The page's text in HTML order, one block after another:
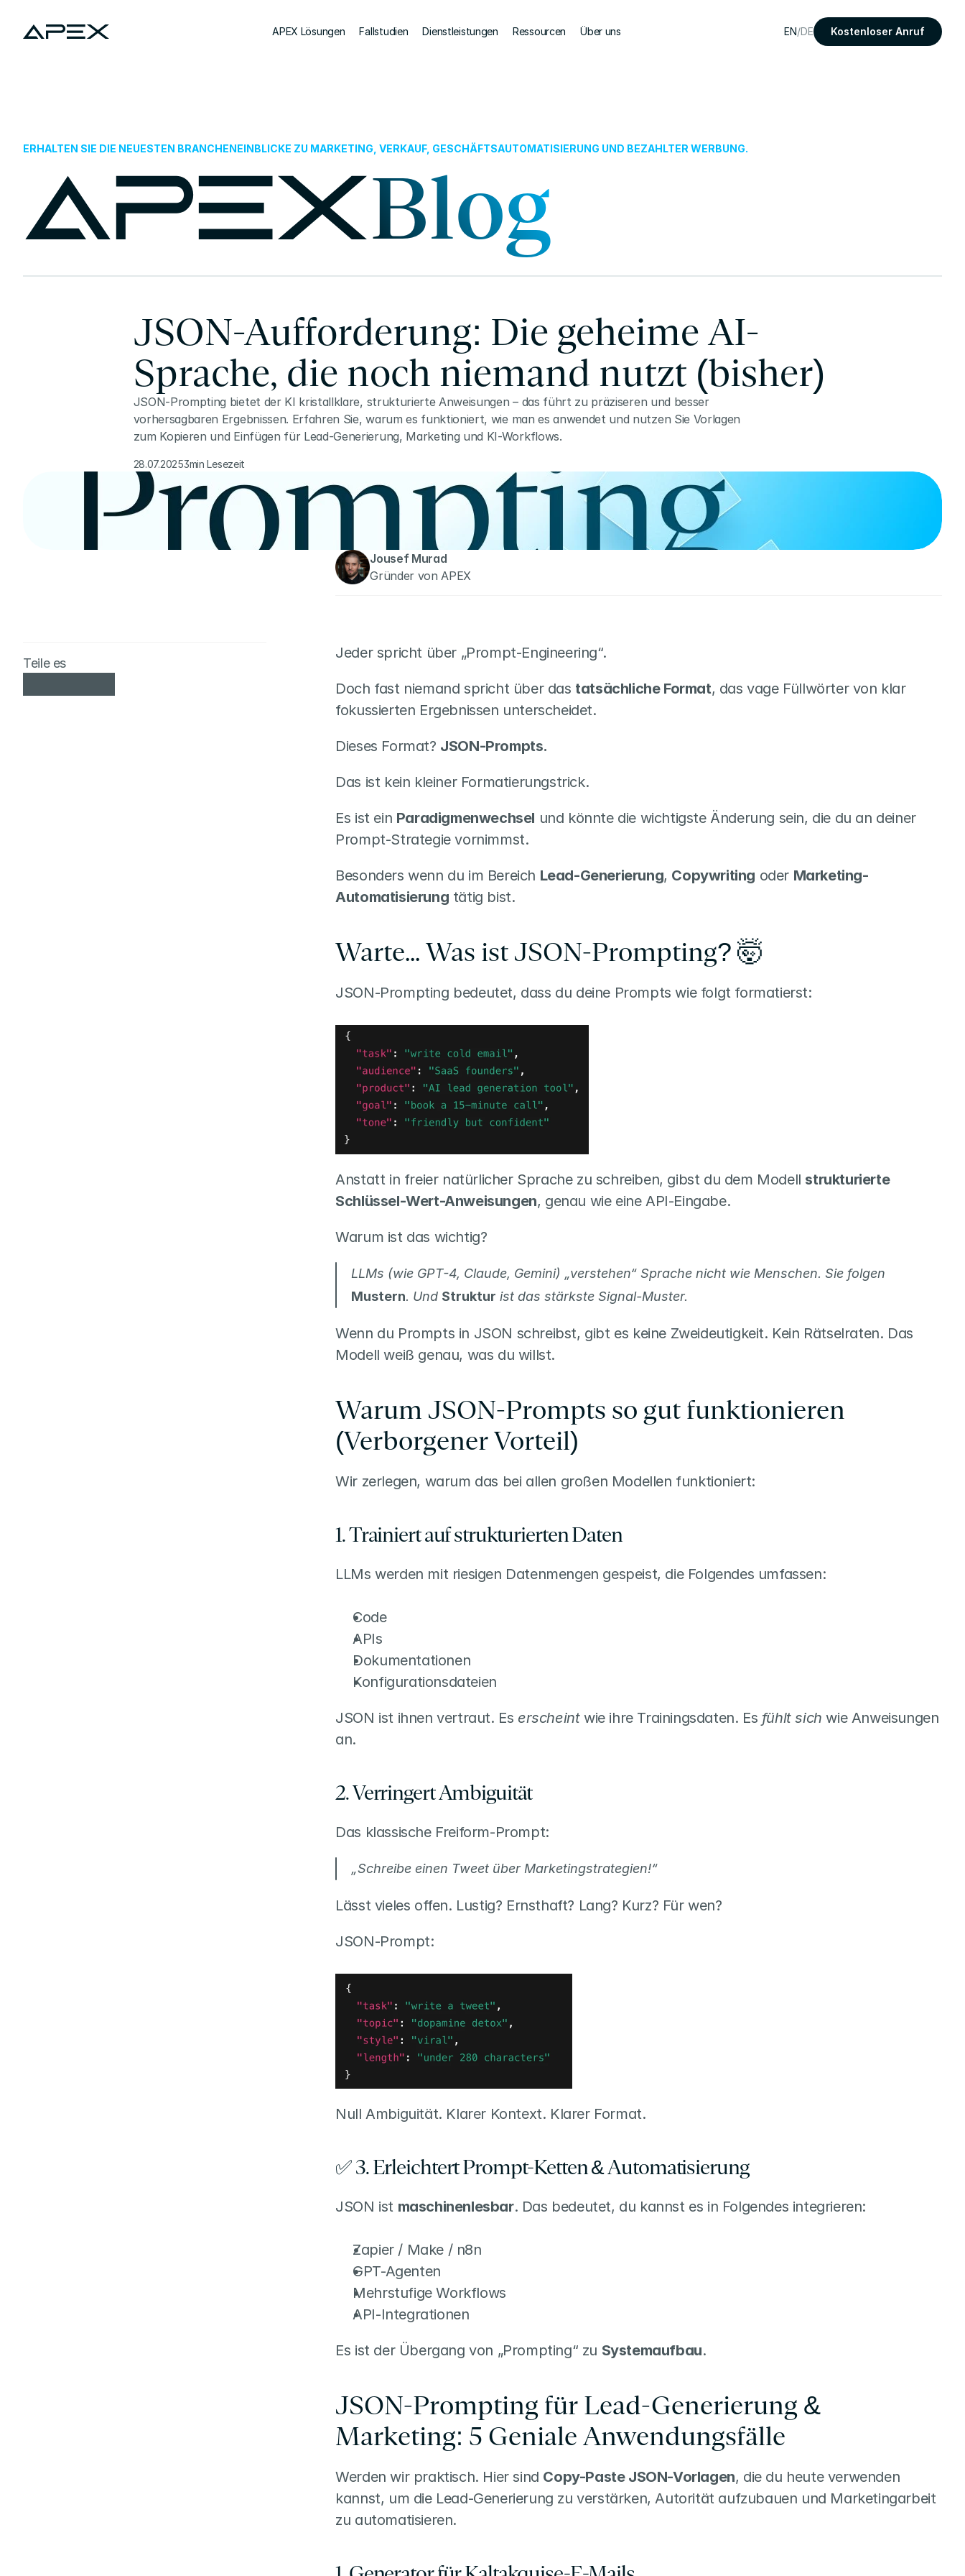
ERHALTEN SIE DIE NEUESTEN BRANCHENEINBLICKE ZU MARKETING, VERKAUF, GESCHÄFTSAUTOMATISIERUNG UND BEZAHLTER WERBUNG.
Blog
JSON-Aufforderung: Die geheime AI-
Sprache, die noch niemand nutzt (bisher)
JSON-Prompting bietet der KI kristallklare, strukturierte Anweisungen – das führt zu präziseren und besser
vorhersagbaren Ergebnissen. Erfahren Sie, warum es funktioniert, wie man es anwendet und nutzen Sie Vorlagen
zum Kopieren und Einfügen für Lead-Generierung, Marketing und KI-Workflows.
28.07.20253min Lesezeit
Jousef Murad
Gründer von APEX
Teile es
Jeder spricht über „Prompt-Engineering“.
Doch fast niemand spricht über das tatsächliche Format, das vage Füllwörter von klar
fokussierten Ergebnissen unterscheidet.
Dieses Format? JSON-Prompts.
Das ist kein kleiner Formatierungstrick.
Es ist ein Paradigmenwechsel und könnte die wichtigste Änderung sein, die du an deiner
Prompt-Strategie vornimmst.
Besonders wenn du im Bereich Lead-Generierung, Copywriting oder Marketing-
Automatisierung tätig bist.
Warte... Was ist JSON-Prompting? 🤯
JSON-Prompting bedeutet, dass du deine Prompts wie folgt formatierst:
Anstatt in freier natürlicher Sprache zu schreiben, gibst du dem Modell strukturierte
Schlüssel-Wert-Anweisungen, genau wie eine API-Eingabe.
Warum ist das wichtig?
Mustern. Und Struktur ist das stärkste Signal-Muster.
Wenn du Prompts in JSON schreibst, gibt es keine Zweideutigkeit. Kein Rätselraten. Das
Modell weiß genau, was du willst.
Warum JSON-Prompts so gut funktionieren
(Verborgener Vorteil)
Wir zerlegen, warum das bei allen großen Modellen funktioniert:
1. Trainiert auf strukturierten Daten
LLMs werden mit riesigen Datenmengen gespeist, die Folgendes umfassen:
Code
APIs
Dokumentationen
Konfigurationsdateien
JSON ist ihnen vertraut. Es erscheint wie ihre Trainingsdaten. Es fühlt sich wie Anweisungen
an.
2. Verringert Ambiguität
Das klassische Freiform-Prompt:
„Schreibe einen Tweet über Marketingstrategien!“
Lässt vieles offen. Lustig? Ernsthaft? Lang? Kurz? Für wen?
JSON-Prompt:
Null Ambiguität. Klarer Kontext. Klarer Format.
✅ 3. Erleichtert Prompt-Ketten & Automatisierung
JSON ist maschinenlesbar. Das bedeutet, du kannst es in Folgendes integrieren:
Zapier / Make / n8n
GPT-Agenten
Mehrstufige Workflows
API-Integrationen
Es ist der Übergang von „Prompting“ zu Systemaufbau.
JSON-Prompting für Lead-Generierung &
Marketing: 5 Geniale Anwendungsfälle
Werden wir praktisch. Hier sind Copy-Paste JSON-Vorlagen, die du heute verwenden
kannst, um die Lead-Generierung zu verstärken, Autorität aufzubauen und Marketingarbeit
zu automatisieren.
APEX Lösungen Fallstudien Dienstleistungen Ressourcen Über uns EN/DE Kostenloser Anruf